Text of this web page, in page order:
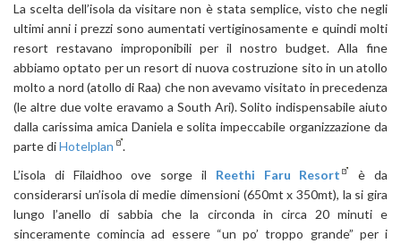
La scelta dell’isola da visitare non è stata semplice, visto che negli
ultimi anni i prezzi sono aumentati vertiginosamente e quindi molti
resort restavano improponibili per il nostro budget. Alla fine
abbiamo optato per un resort di nuova costruzione sito in un atollo
molto a nord (atollo di Raa) che non avevamo visitato in precedenza
(le altre due volte eravamo a South Ari). Solito indispensabile aiuto
dalla carissima amica Daniela e solita impeccabile organizzazione da
parte diHotelplan
.
L’isola di Filaidhoo ove sorge il Reethi Faru Resort
è da
considerarsi un’isola di medie dimensioni (650mt x 350mt), la si gira
lungo l’anello di sabbia che la circonda in circa 20 minuti e
sinceramente comincia ad essere “un po’ troppo grande” per i